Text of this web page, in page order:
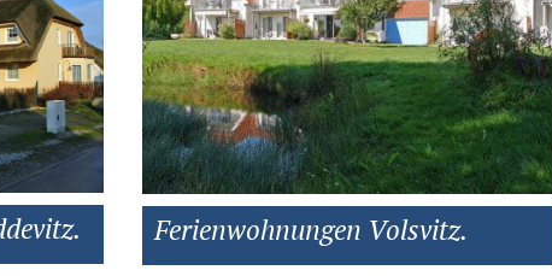
Ferienwohnungen Volsvitz.